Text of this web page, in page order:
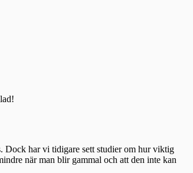
Dock har vi tidigare sett studier om hur viktig
när man blir gammal och att den inte kan